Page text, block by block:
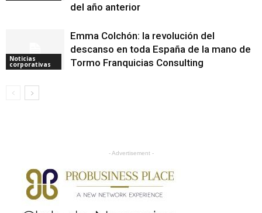
del año anterior
Noticias
corporativas
Emma Colchón: la revolución del
descanso en toda España de la mano de
Tormo Franquicias Consulting
- Advertisement -